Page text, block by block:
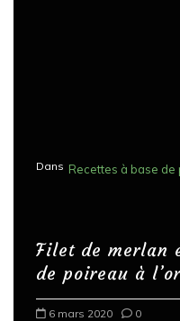
Dans Recettes à base de
Filet de merlan
de poireau à
6 mars 2020 0